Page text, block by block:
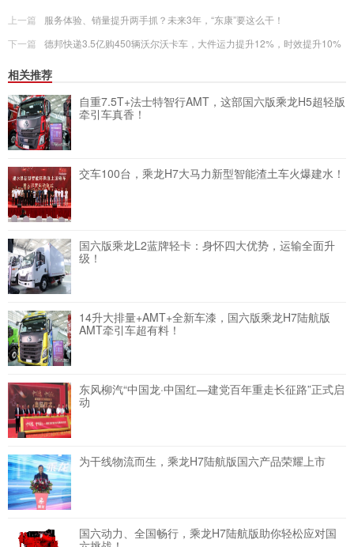
上一篇
服务体验、销量提升两手抓？未来3年，“东康”要这么干！
下一篇
德邦快递3.5亿购450辆沃尔沃卡车，大件运力提升12%，时效提升10%
相关推荐
自重7.5T+法士特智行AMT，这部国六版乘龙H5超轻版
牵引车真香！
交车100台，乘龙H7大马力新型智能渣土车火爆建水！
国六版乘龙L2蓝牌轻卡：身怀四大优势，运输全面升
级！
14升大排量+AMT+全新车漆，国六版乘龙H7陆航版
AMT牵引车超有料！
东风柳汽“中国龙·中国红—建党百年重走长征路”正式启
动
为干线物流而生，乘龙H7陆航版国六产品荣耀上市
国六动力、全国畅行，乘龙H7陆航版助你轻松应对国